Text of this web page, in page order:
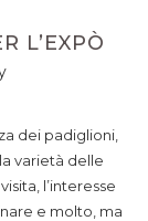
L’EXPÒ
dei padiglioni,
varietà delle
l’interesse
e molto, ma